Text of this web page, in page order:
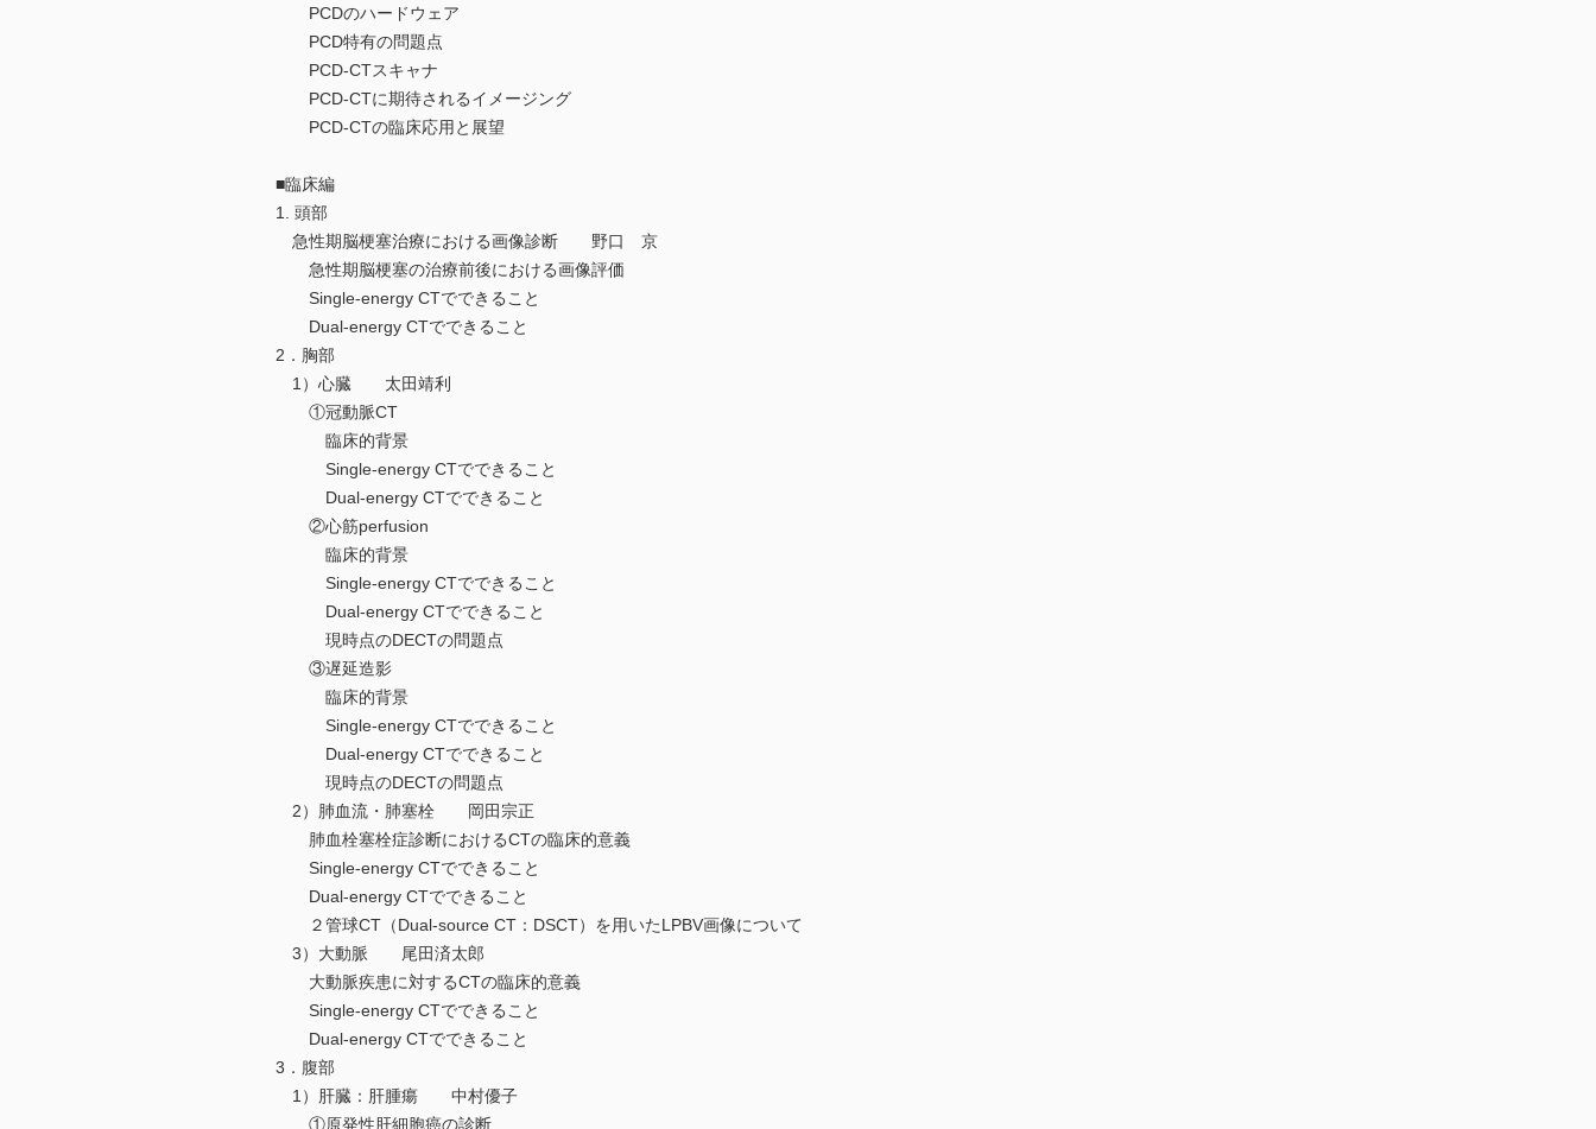
PCDのハードウェア
PCD特有の問題点
PCD-CTスキャナ
PCD-CTに期待されるイメージング
PCD-CTの臨床応用と展望
■臨床編
1. 頭部
急性期脳梗塞治療における画像診断 野口 京
急性期脳梗塞の治療前後における画像評価
Single-energy CTでできること
Dual-energy CTでできること
2．胸部
1）心臓 太田靖利
①冠動脈CT
臨床的背景
Single-energy CTでできること
Dual-energy CTでできること
②心筋perfusion
臨床的背景
Single-energy CTでできること
Dual-energy CTでできること
現時点のDECTの問題点
③遅延造影
臨床的背景
Single-energy CTでできること
Dual-energy CTでできること
現時点のDECTの問題点
2）肺血流・肺塞栓 岡田宗正
肺血栓塞栓症診断におけるCTの臨床的意義
Single-energy CTでできること
Dual-energy CTでできること
２管球CT（Dual-source CT：DSCT）を用いたLPBV画像について
3）大動脈 尾田済太郎
大動脈疾患に対するCTの臨床的意義
Single-energy CTでできること
Dual-energy CTでできること
3．腹部
1）肝臓：肝腫瘍 中村優子
①原発性肝細胞癌の診断